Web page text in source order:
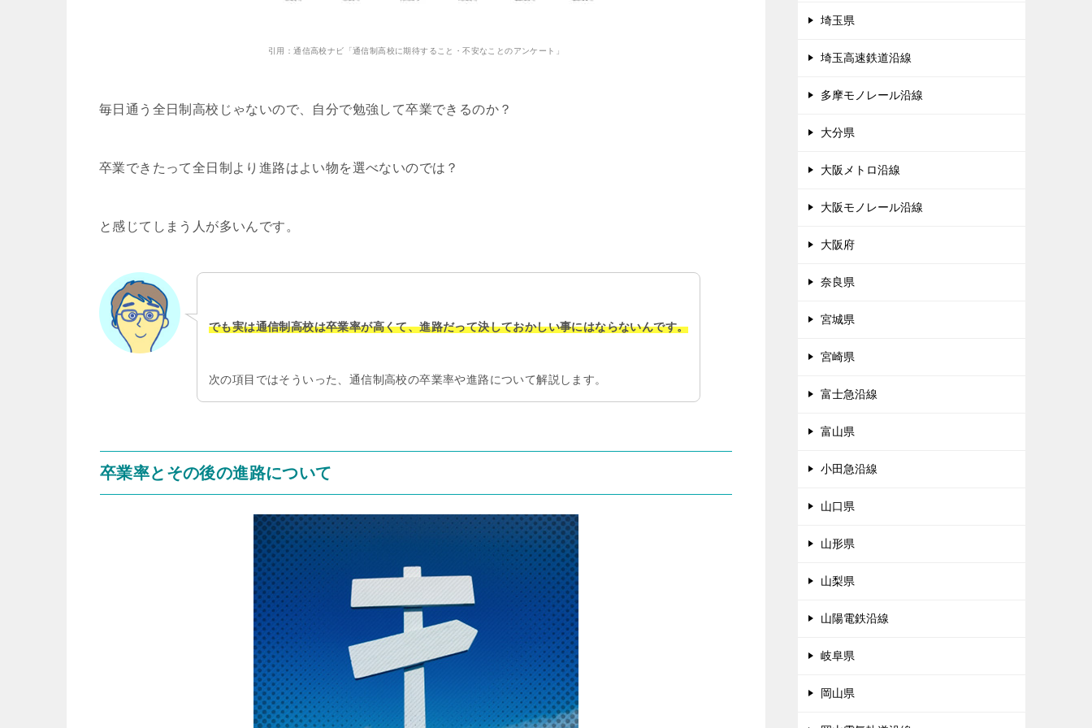
引用：通信高校ナビ「通信制高校に期待すること・不安なことのアンケート」
毎日通う全日制高校じゃないので、自分で勉強して卒業できるのか？
卒業できたって全日制より進路はよい物を選べないのでは？
と感じてしまう人が多いんです。
でも実は通信制高校は卒業率が高くて、進路だって決しておかしい事にはならないんです。
次の項目ではそういった、通信制高校の卒業率や進路について解説します。
卒業率とその後の進路について
埼玉県
埼玉高速鉄道沿線
多摩モノレール沿線
大分県
大阪メトロ沿線
大阪モノレール沿線
大阪府
奈良県
宮城県
宮崎県
富士急沿線
富山県
小田急沿線
山口県
山形県
山梨県
山陽電鉄沿線
岐阜県
岡山県